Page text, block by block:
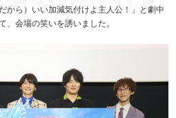
から）いい加減気付けよ主人公！」と劇中
、会場の笑いを誘いました。